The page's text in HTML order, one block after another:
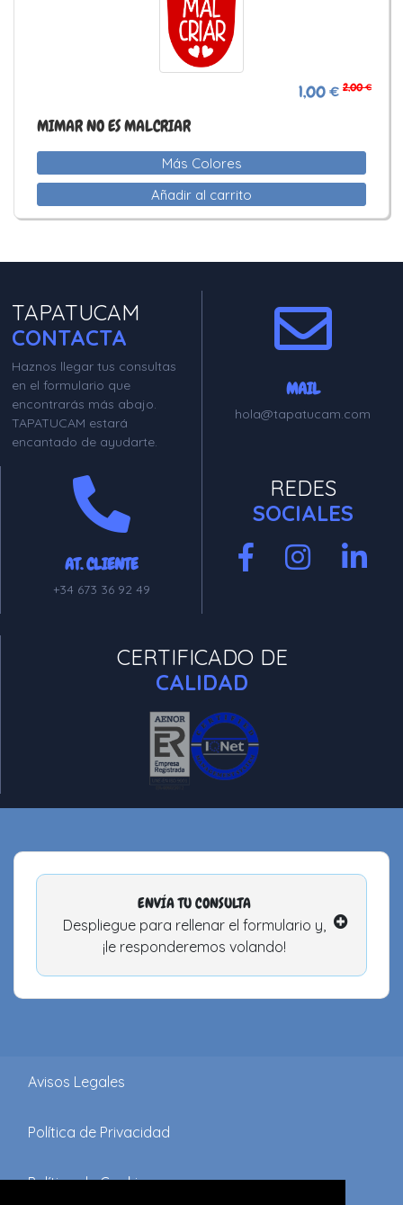
1,00 € 2,00 €
MIMAR NO ES MALCRIAR
Más Colores
Añadir al carrito
TAPATUCAM
CONTACTA
Haznos llegar tus consultas
en el formulario que
encontrarás más abajo.
TAPATUCAM estará
encantado de ayudarte.
MAIL
hola@tapatucam.com
AT. CLIENTE
+34 673 36 92 49
REDES
SOCIALES
CERTIFICADO DE
CALIDAD
ENVÍA TU CONSULTA
Despliegue para rellenar el formulario y,
¡le responderemos volando!
Avisos Legales
Política de Privacidad
Política de Cookies